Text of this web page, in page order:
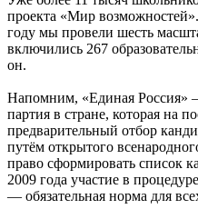
проекта «Мир
году мы провели шесть
включились 267
он.
Напомним, «Единая Россия»
партия в стране, которая на
предварительный отбор
путём открытого
право сформировать список
2009 года участие в
— обязательная норма для